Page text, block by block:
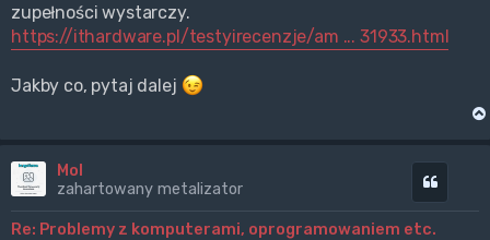
zupełności wystarczy.
https://ithardware.pl/testyirecenzje/am ... 31933.html
Jakby co, pytaj dalej
Mol
zahartowany metalizator
Re: Problemy z komputerami, oprogramowaniem etc.